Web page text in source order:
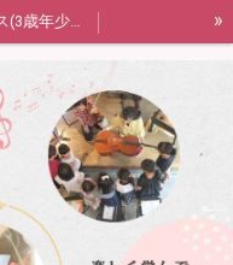
プレコース(3歳年少年中)
発表会・室内楽・ワークショップ 生徒さん保護者の声
»